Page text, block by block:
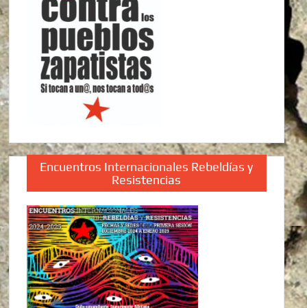
Encuentros Internacionales Rebeldías y
Resistencias